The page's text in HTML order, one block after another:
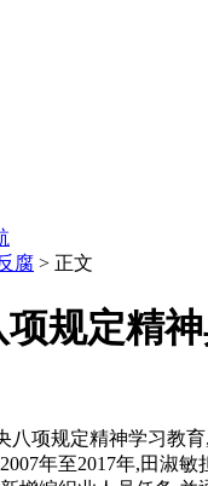
腐 > 正文
规定精
八项规定精神学习教
年至2017年,田淑